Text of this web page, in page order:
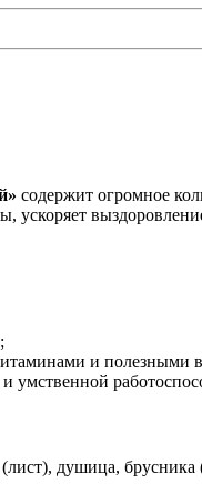
содержит огромное
ускоряет
и полезными
умственной
душица, брусника